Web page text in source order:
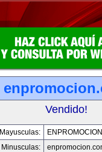
Vendido!
Mayusculas:
Minusculas: